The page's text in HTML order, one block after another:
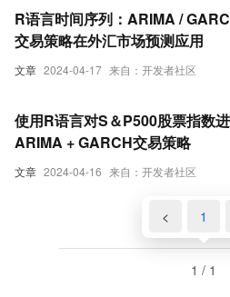
文章 2024-04-17 来自：开发者社区
R语言时间序列：ARIMA /
交易策略在外汇市场预测应用
文章 2024-04-16 来自：开发者社区
使用R语言对S＆P500股票指数
ARIMA + GARCH交易策略
< 1
1 / 1